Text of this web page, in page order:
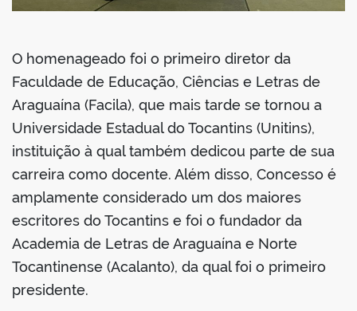
O homenageado foi o primeiro diretor da
Faculdade de Educação, Ciências e Letras de
Araguaína (Facila), que mais tarde se tornou a
Universidade Estadual do Tocantins (Unitins),
instituição à qual também dedicou parte de sua
carreira como docente. Além disso, Concesso é
amplamente considerado um dos maiores
escritores do Tocantins e foi o fundador da
Academia de Letras de Araguaína e Norte
Tocantinense (Acalanto), da qual foi o primeiro
presidente.